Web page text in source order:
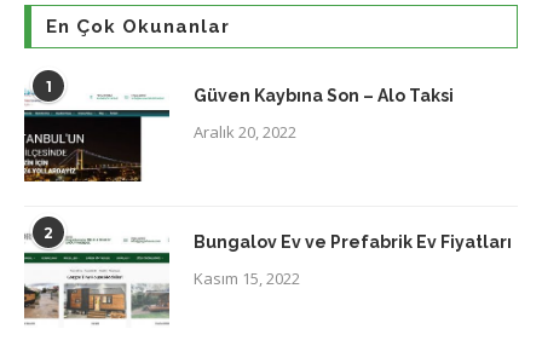
En Çok Okunanlar
1 Güven Kaybına Son – Alo Taksi
Aralık 20, 2022
2 Bungalov Ev ve Prefabrik Ev Fiyatları
Kasım 15, 2022